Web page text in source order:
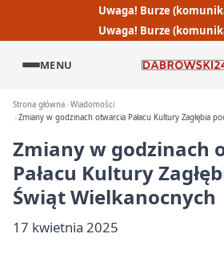
Uwaga! Burze
Uwaga! Burze
MENU
Strona główna Wiadomości
Zmiany w godzinach otwarcia Pałacu Kultury Zagłębia
Zmiany w godzinach
Pałacu Kultury
Świąt Wielkanocnych
17 kwietnia 2025